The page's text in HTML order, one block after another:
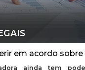
em acordo sobre
ainda tem